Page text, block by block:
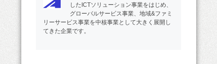
したICTソリューション事業をはじめ、
グローバルサービス事業、地域&ファミ
リーサービス事業を中核事業として大きく展開し
てきた企業です。